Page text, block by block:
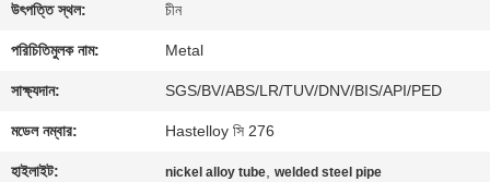
যোগাযোগ
করুন
খবর
উৎপত্তি স্থল: চীন
পরিচিতিমুলক নাম: Metal
সাক্ষ্যদান: SGS/BV/ABS/LR/TUV/DNV/BIS/API/PED
মডেল নম্বার: Hastelloy সি 276
হাইলাইট: nickel alloy tube,welded steel pipe